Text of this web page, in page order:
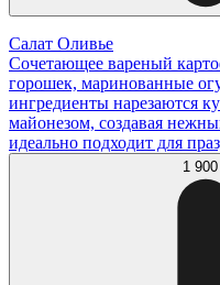
Салат Оливье
Сочетающее вареный
горошек, маринованные
ингредиенты нарезаются
майонезом, создавая
идеально подходит для
1